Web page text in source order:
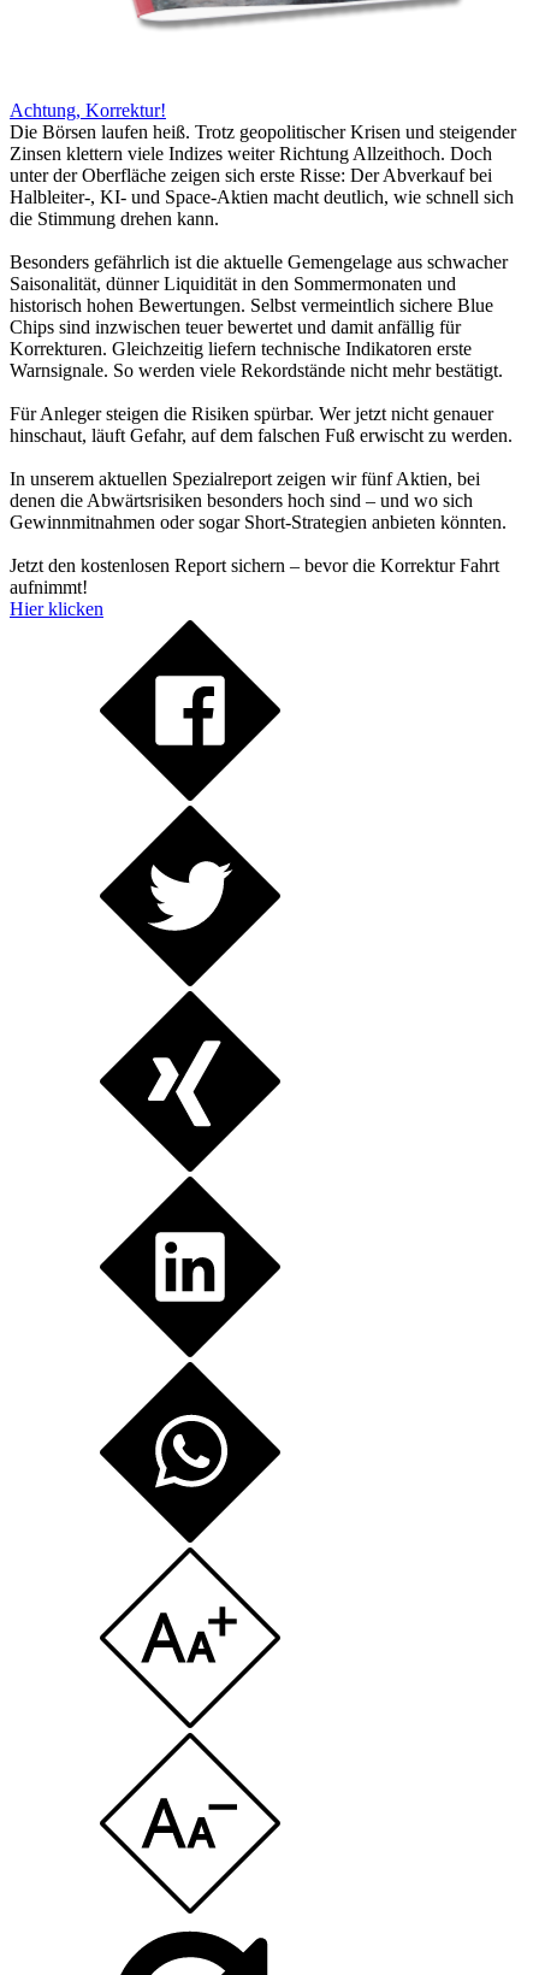
Achtung, Korrektur!
Die Börsen laufen heiß. Trotz geopolitischer Krisen und steigender
Zinsen klettern viele Indizes weiter Richtung Allzeithoch. Doch
unter der Oberfläche zeigen sich erste Risse: Der Abverkauf bei
Halbleiter-, KI- und Space-Aktien macht deutlich, wie schnell sich
die Stimmung drehen kann.
Besonders gefährlich ist die aktuelle Gemengelage aus schwacher
Saisonalität, dünner Liquidität in den Sommermonaten und
historisch hohen Bewertungen. Selbst vermeintlich sichere Blue
Chips sind inzwischen teuer bewertet und damit anfällig für
Korrekturen. Gleichzeitig liefern technische Indikatoren erste
Warnsignale. So werden viele Rekordstände nicht mehr bestätigt.
Für Anleger steigen die Risiken spürbar. Wer jetzt nicht genauer
hinschaut, läuft Gefahr, auf dem falschen Fuß erwischt zu werden.
In unserem aktuellen Spezialreport zeigen wir fünf Aktien, bei
denen die Abwärtsrisiken besonders hoch sind – und wo sich
Gewinnmitnahmen oder sogar Short-Strategien anbieten könnten.
Jetzt den kostenlosen Report sichern – bevor die Korrektur Fahrt
aufnimmt!
Hier klicken